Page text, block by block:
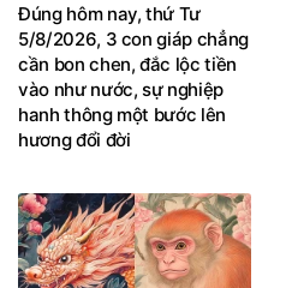
Đúng hôm nay, thứ Tư
5/8/2026, 3 con giáp chẳng
cần bon chen, đắc lộc tiền
vào như nước, sự nghiệp
hanh thông một bước lên
hương đổi đời